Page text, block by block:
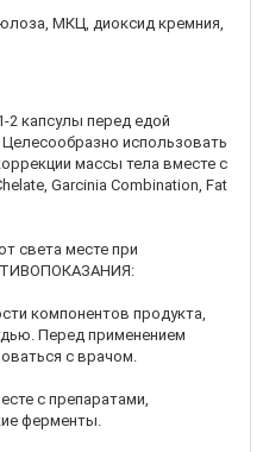
МКЦ, диоксид кремния,
2 капсулы перед едой
использовать
массы тела вместе с
Garcinia Combination, Fat
света месте при
компонентов продукта,
Перед применением
с врачом.
с препаратами,
ферменты.